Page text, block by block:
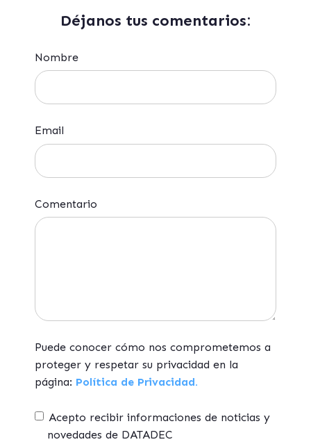
Déjanos tus comentarios:
Nombre
Email
Comentario
Puede conocer cómo nos comprometemos a
proteger y respetar su privacidad en la
página: Política de Privacidad.
Acepto recibir informaciones de noticias y
novedades de DATADEC